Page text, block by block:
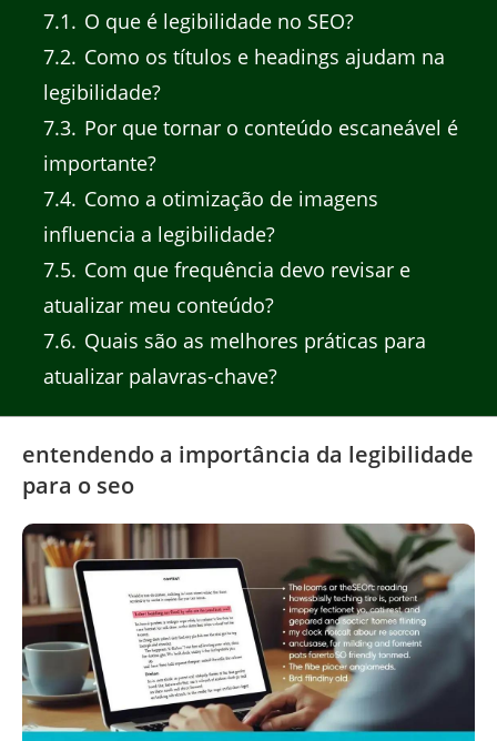
7.1
O que é legibilidade no SEO?
7.2 Como os títulos e headings ajudam na
legibilidade?
7.3 Por que tornar o conteúdo escaneável é
importante?
7.4 Como a otimização de imagens
influencia a legibilidade?
7.5 Com que frequência devo revisar e
atualizar meu conteúdo?
7.6 Quais são as melhores práticas para
atualizar palavras-chave?
entendendo a importância da legibilidade
para o seo